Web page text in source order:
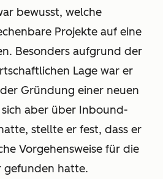
bewusst, welche
Projekte auf eine
Besonders aufgrund der
Lage war er
Gründung einer neuen
aber über Inbound-
stellte er fest, dass er
Vorgehensweise für die
gefunden hatte.